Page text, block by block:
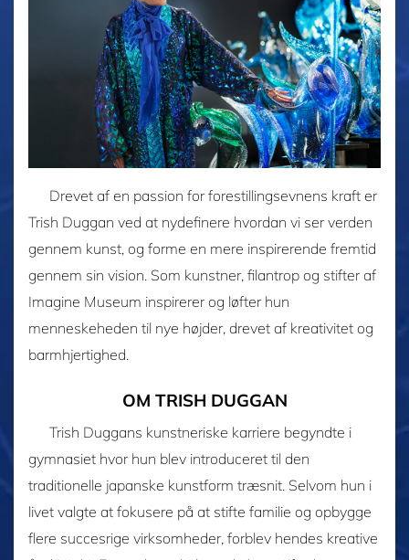
Drevet af en passion for forestillingsevnens kraft er
Trish Duggan ved at nydefinere hvordan vi ser verden
gennem kunst, og forme en mere inspirerende fremtid
gennem sin vision. Som kunstner, filantrop og stifter af
Imagine Museum inspirerer og løfter hun
menneskeheden til nye højder, drevet af kreativitet og
barmhjertighed.
OM TRISH DUGGAN
Trish Duggans kunstneriske karriere begyndte i
gymnasiet hvor hun blev introduceret til den
traditionelle japanske kunstform træsnit. Selvom hun i
livet valgte at fokusere på at stifte familie og opbygge
flere succesrige virksomheder, forblev hendes kreative